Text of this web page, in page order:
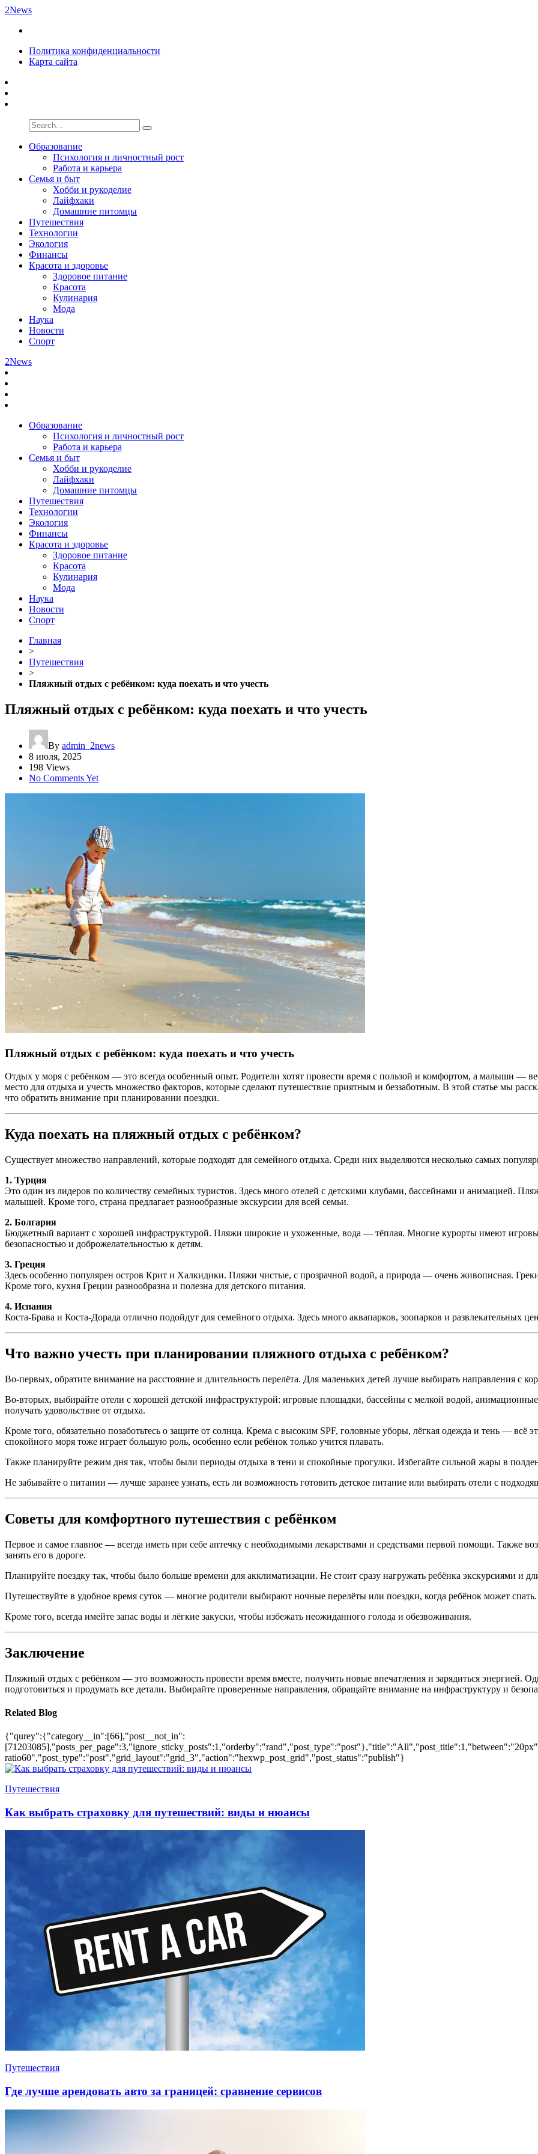
2News
Политика конфиденциальности
Карта сайта
Образование
Психология и личностный рост
Работа и карьера
Семья и быт
Хобби и рукоделие
Лайфхаки
Домашние питомцы
Путешествия
Технологии
Экология
Финансы
Красота и здоровье
Здоровое питание
Красота
Кулинария
Мода
Наука
Новости
Спорт
2News
Образование
Психология и личностный рост
Работа и карьера
Семья и быт
Хобби и рукоделие
Лайфхаки
Домашние питомцы
Путешествия
Технологии
Экология
Финансы
Красота и здоровье
Здоровое питание
Красота
Кулинария
Мода
Наука
Новости
Спорт
Главная
>
Путешествия
>
Пляжный отдых с ребёнком: куда поехать и что учесть
Пляжный отдых с ребёнком: куда поехать и что учесть
By admin_2news
8 июля, 2025
198 Views
No Comments Yet
Пляжный отдых с ребёнком: куда поехать и что учесть
Отдых у моря с ребёнком — это всегда особенный опыт. Родители хотят провести время с пользой и комфортом, а малыши —
место для отдыха и учесть множество факторов, которые сделают путешествие приятным и беззаботным. В этой статье мы
что обратить внимание при планировании поездки.
Куда поехать на пляжный отдых с ребёнком?
Существует множество направлений, которые подходят для семейного отдыха. Среди них выделяются несколько самых
1. Турция
Это один из лидеров по количеству семейных туристов. Здесь много отелей с детскими клубами, бассейнами и анимацией.
малышей. Кроме того, страна предлагает разнообразные экскурсии для всей семьи.
2. Болгария
Бюджетный вариант с хорошей инфраструктурой. Пляжи широкие и ухоженные, вода — тёплая. Многие курорты имеют
безопасностью и доброжелательностью к детям.
3. Греция
Здесь особенно популярен остров Крит и Халкидики. Пляжи чистые, с прозрачной водой, а природа — очень живописная.
Кроме того, кухня Греции разнообразна и полезна для детского питания.
4. Испания
Коста-Брава и Коста-Дорада отлично подойдут для семейного отдыха. Здесь много аквапарков, зоопарков и
Что важно учесть при планировании пляжного отдыха с ребёнком?
Во-первых, обратите внимание на расстояние и длительность перелёта. Для маленьких детей лучше выбирать направления с
Во-вторых, выбирайте отели с хорошей детской инфраструктурой: игровые площадки, бассейны с мелкой водой,
получать удовольствие от отдыха.
Кроме того, обязательно позаботьтесь о защите от солнца. Крема с высоким SPF, головные уборы, лёгкая одежда и тень — всё
спокойного моря тоже играет большую роль, особенно если ребёнок только учится плавать.
Также планируйте режим дня так, чтобы были периоды отдыха в тени и спокойные прогулки. Избегайте сильной жары в
Не забывайте о питании — лучше заранее узнать, есть ли возможность готовить детское питание или выбирать отели с
Советы для комфортного путешествия с ребёнком
Первое и самое главное — всегда иметь при себе аптечку с необходимыми лекарствами и средствами первой помощи. Также
занять его в дороге.
Планируйте поездку так, чтобы было больше времени для акклиматизации. Не стоит сразу нагружать ребёнка экскурсиями и
Путешествуйте в удобное время суток — многие родители выбирают ночные перелёты или поездки, когда ребёнок может спать.
Кроме того, всегда имейте запас воды и лёгкие закуски, чтобы избежать неожиданного голода и обезвоживания.
Заключение
Пляжный отдых с ребёнком — это возможность провести время вместе, получить новые впечатления и зарядиться энергией.
подготовиться и продумать все детали. Выбирайте проверенные направления, обращайте внимание на инфраструктуру и
Related Blog
{"qurey":{"category__in":[66],"post__not_in":
ratio60","post_type":"post","grid_layout":"grid_3","action":"hexwp_post_grid","post_status":"publish"}
Путешествия
Как выбрать страховку для путешествий: виды и нюансы
Путешествия
Где лучше арендовать авто за границей: сравнение сервисов